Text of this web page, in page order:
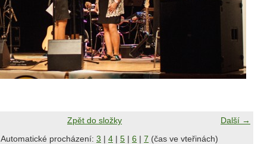
Další →
Zpět do složky
Automatické procházení: 3 | 4 | 5 | 6 | 7 (čas ve vteřinách)